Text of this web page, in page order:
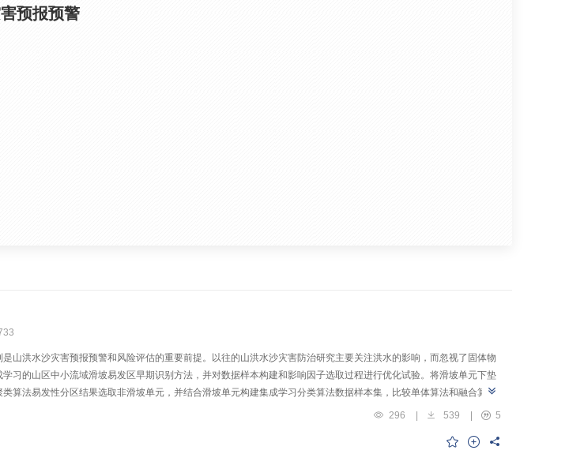
预报预警
山洪水沙灾害预报预警和风险评估的重要前提。以往的山洪水沙灾害防治研究主要关注洪水的影响，而忽视了固体物
习的山区中小流域滑坡易发区早期识别方法，并对数据样本构建和影响因子选取过程进行优化试验。将滑坡单元下垫
算法易发性分区结果选取非滑坡单元，并结合滑坡单元构建集成学习分类算法数据样本集，比较单体算法和融合算法
松散堆积物直接解译标志，基于目视解译识别松散堆积物面积，通过回归分析构建松散堆积物面积–体积幂律关系，
。两类融合算法的易发性分区准确率和泛化能力比较接近，K-Means–AdaBoost融合算法对于滑坡点的预测效果更
性分区中的高易发区覆盖率分别提高14.2%和17.7%，召回率均提高12.1%。
296 | 539 | 5